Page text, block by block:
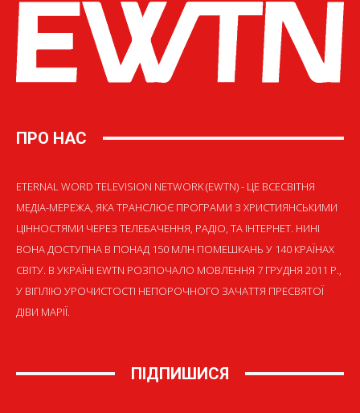
ПРО НАС
ETERNAL WORD TELEVISION NETWORK (EWTN) - ЦЕ ВСЕСВІТНЯ
МЕДІА-МЕРЕЖА, ЯКА ТРАНСЛЮЄ ПРОГРАМИ З ХРИСТИЯНСЬКИМИ
ЦІННОСТЯМИ ЧЕРЕЗ ТЕЛЕБАЧЕННЯ, РАДІО, ТА ІНТЕРНЕТ. НИНІ
ВОНА ДОСТУПНА В ПОНАД 150 МЛН ПОМЕШКАНЬ У 140 КРАЇНАХ
СВІТУ. В УКРАЇНІ EWTN РОЗПОЧАЛО МОВЛЕННЯ 7 ГРУДНЯ 2011 Р.,
У ВІГІЛІЮ УРОЧИСТОСТІ НЕПОРОЧНОГО ЗАЧАТТЯ ПРЕСВЯТОЇ
ДІВИ МАРІЇ.
ПІДПИШИСЯ